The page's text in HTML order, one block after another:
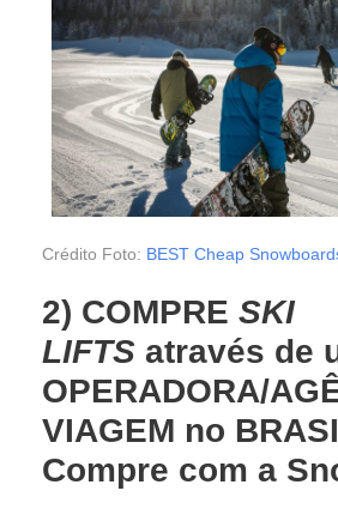
Crédito Foto: BEST Cheap
2) COMPRE SKI
LIFTS através de
OPERADORA/
VIAGEM no
Compre com a